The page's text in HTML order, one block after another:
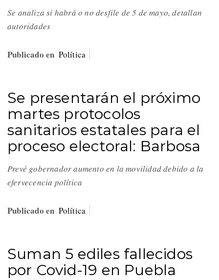
Se analiza si habrá o no desfile de 5 de mayo, detallan
autoridades
Publicado en Política
Se presentarán el próximo
martes protocolos
sanitarios estatales para el
proceso electoral: Barbosa
Prevé gobernador aumento en la movilidad debido a la
efervecencia política
Publicado en Política
Suman 5 ediles fallecidos
por Covid-19 en Puebla